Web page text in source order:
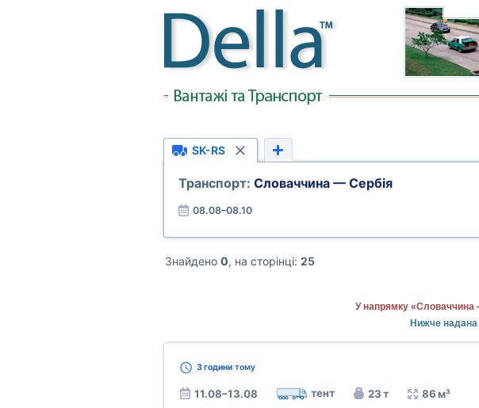
SK-RS
Транспорт: Словаччина — Сербія
08.08–08.10
Знайдено 0, на сторінці: 25
У напрямку «Словаччина
Нижче надана
3 годинитому
11.08–13.08 тент 23 т 86 м³